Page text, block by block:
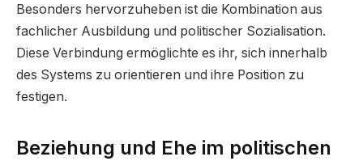
Besonders hervorzuheben ist die Kombination aus
fachlicher Ausbildung und politischer Sozialisation.
Diese Verbindung ermöglichte es ihr, sich innerhalb
des Systems zu orientieren und ihre Position zu
festigen.
Beziehung und Ehe im politischen